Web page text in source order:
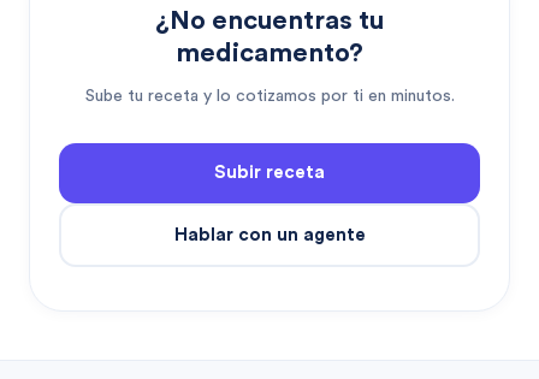
¿No encuentras tu
medicamento?
Sube tu receta y lo cotizamos por ti en minutos.
Subir receta
Hablar con un agente